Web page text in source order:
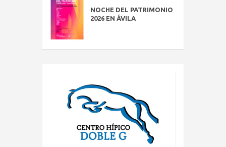
NOCHE DEL PATRIMONIO
2026 EN ÁVILA